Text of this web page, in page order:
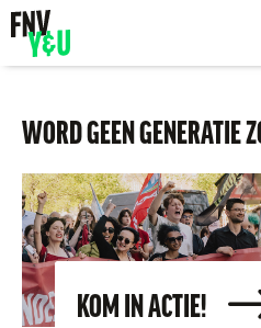
WORD GEEN GENERATIE
KOM IN ACTIE!